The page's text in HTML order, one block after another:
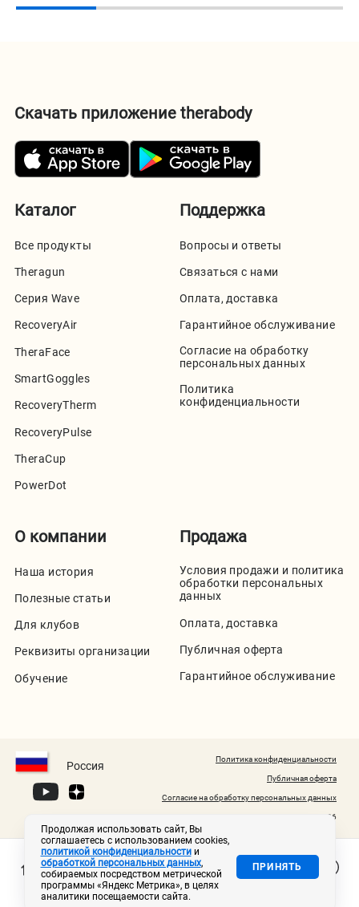
Каталог
Все продукты
Theragun
Серия Wave
RecoveryAir
TheraFace
SmartGoggles
RecoveryTherm
RecoveryPulse
TheraCup
PowerDot
Поддержка
Вопросы и ответы
Связаться с нами
Оплата, доставка
Гарантийное обслуживание
Согласие на обработку
персональных данных
Политика
конфиденциальности
О компании
Наша история
Полезные статьи
Для клубов
Реквизиты организации
Обучение
Продажа
Условия продажи и политика
обработки персональных
данных
Оплата, доставка
Публичная оферта
Гарантийное обслуживание
Скачать приложение therabody
Россия
Политика конфиденциальности
Публичная оферта
Согласие на обработку персональных данных
© 2020-2026
Продолжая использовать сайт, Вы
соглашаетесь с использованием cookies,
политикой конфиденциальностии
обработкой персональных данных,
собираемых посредством метрической
программы «Яндекс Метрика», в целях
аналитики посещаемости сайта.
ПРИНЯТЬ